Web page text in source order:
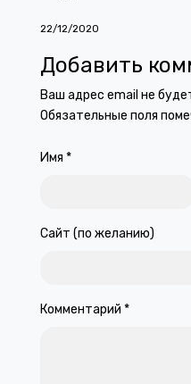
22/12/2020
Добавить
Ваш адрес email не
Обязательные поля
Имя *
Сайт (по желанию)
Комментарий *